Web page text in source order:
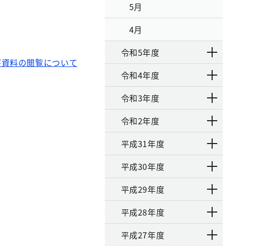
料の閲覧について
5月
4月
令和5年度
令和4年度
令和3年度
令和2年度
平成31年度
平成30年度
平成29年度
平成28年度
平成27年度